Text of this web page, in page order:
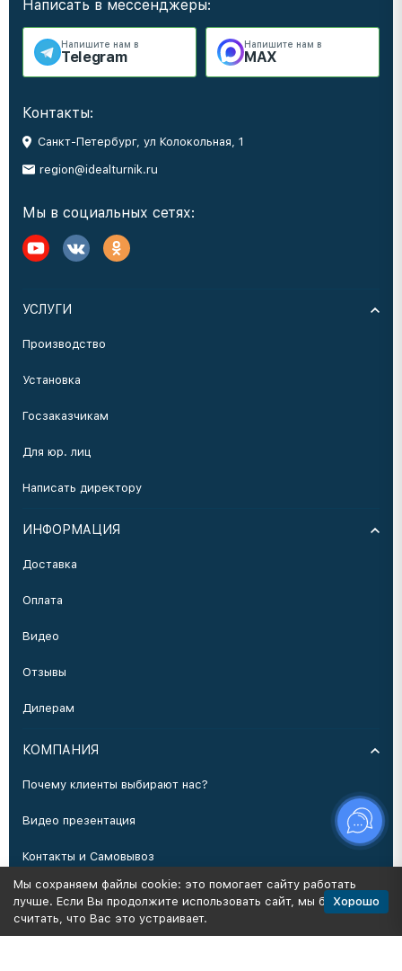
Написать в мессенджеры:
Напишите нам в
Telegram
Напишите нам в
MAX
Контакты:
Санкт-Петербург, ул Колокольная, 1
region@idealturnik.ru
Мы в социальных сетях:
УСЛУГИ
Производство
Установка
Госзаказчикам
Для юр. лиц
Написать директору
ИНФОРМАЦИЯ
Доставка
Оплата
Видео
Отзывы
Дилерам
КОМПАНИЯ
Почему клиенты выбирают нас?
Видео презентация
Контакты и Самовывоз
Производство
Мы сохраняем файлы cookie: это помогает сайту работать
лучше. Если Вы продолжите использовать сайт, мы будем
считать, что Вас это устраивает.
Хорошо